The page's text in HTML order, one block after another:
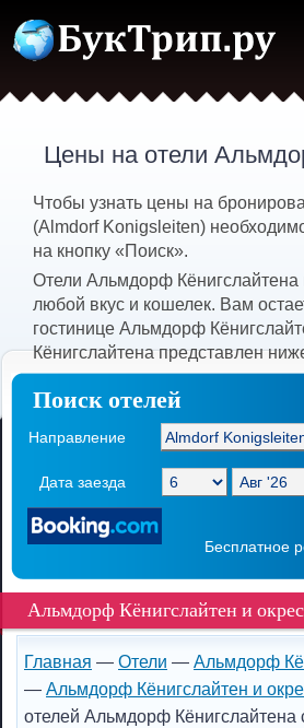
Цены на отели
Чтобы узнать цены на
(Almdorf Konigsleiten)
на кнопку «Поиск».
Отели Альмдорф
любой вкус и кошелек. Вам
гостинице Альмдорф
Кёнигслайтена представлен
Поиск отелей
Направление
Дата заезда
Бесплатное
Альмдорф Кёнигслайтен и
Главная — Отели — Альмдорф
— Альмдорф Кёнигслайтен и
отелей Альмдорф Кёнигслайтена